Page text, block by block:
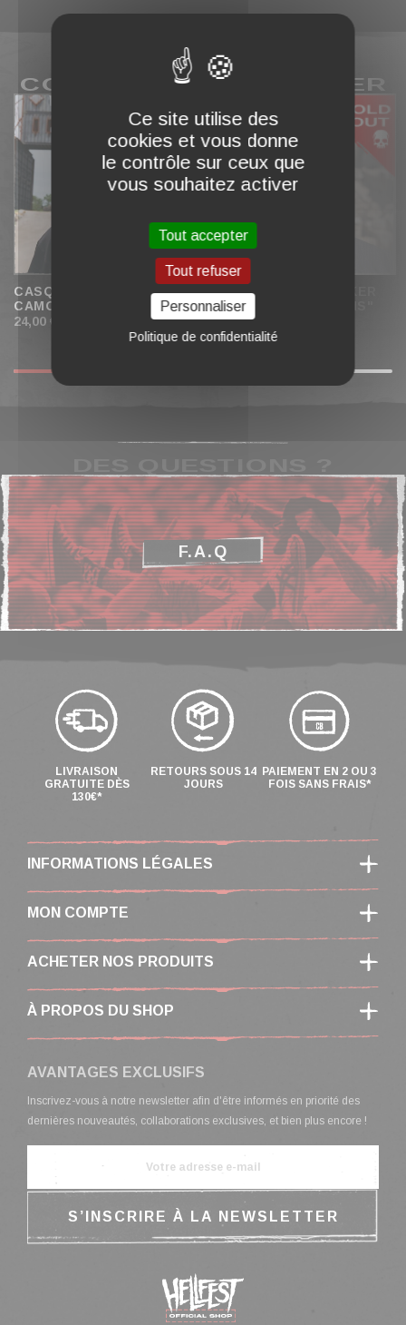
COMPLÉTER MON PANIER
CASQUETTE "NATURAL
CAMO"
24,00 €
CASQUETTE TRUCKER
VON DUTCH "PATCHS"
39,00 €
INDISPONIBLE
F.A.Q
LIVRAISON
GRATUITE DÈS
130€*
RETOURS SOUS 14
JOURS
PAIEMENT EN 2 OU 3
FOIS SANS FRAIS*
INFORMATIONS LÉGALES
MON COMPTE
ACHETER NOS PRODUITS
À PROPOS DU SHOP
AVANTAGES EXCLUSIFS
Inscrivez-vous à notre newsletter afin d'être informés en priorité des
dernières nouveautés, collaborations exclusives, et bien plus encore !
Ce site utilise des
cookies et vous donne
le contrôle sur ceux que
vous souhaitez activer
Tout accepter
Tout refuser
Personnaliser
Politique de confidentialité